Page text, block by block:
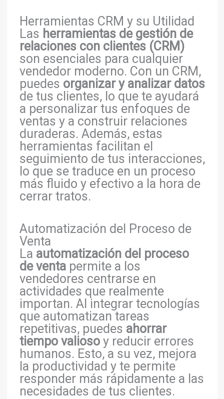
Herramientas CRM y su Utilidad
Las herramientas de gestión de
relaciones con clientes (CRM)
son esenciales para cualquier
vendedor moderno. Con un CRM,
puedes organizar y analizar datos
de tus clientes, lo que te ayudará
a personalizar tus enfoques de
ventas y a construir relaciones
duraderas. Además, estas
herramientas facilitan el
seguimiento de tus interacciones,
lo que se traduce en un proceso
más fluido y efectivo a la hora de
cerrar tratos.
Automatización del Proceso de
Venta
La automatización del proceso
de ventapermite a los
vendedores centrarse en
actividades que realmente
importan. Al integrar tecnologías
que automatizan tareas
repetitivas, puedes ahorrar
tiempo valiosoy reducir errores
humanos. Esto, a su vez, mejora
la productividad y te permite
responder más rápidamente a las
necesidades de tus clientes.